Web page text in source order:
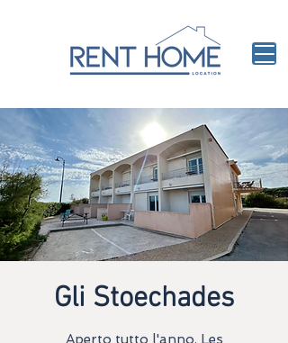
Gli Stoechades
Aperto tutto l'anno, Les